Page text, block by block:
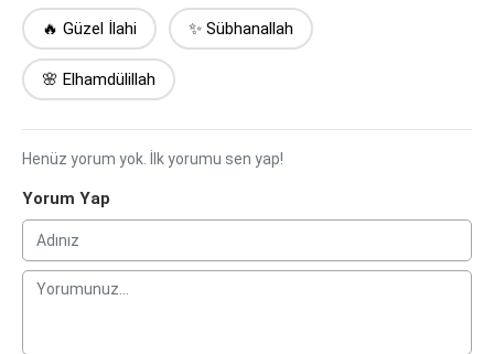
🔥 Güzel İlahi ✨ Sübhanallah
🌸 Elhamdülillah
Henüz yorum yok. İlk yorumu sen yap!
Yorum Yap